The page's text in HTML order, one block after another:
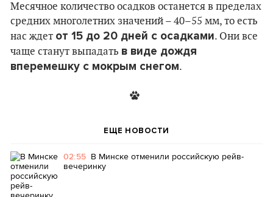
Месячное количество осадков останется в пределах
средних многолетних значений – 40–55 мм, то есть
нас ждет от 15 до 20 дней с осадками. Они все
чаще станут выпадать в виде дождя
вперемешку с мокрым снегом.
ЕЩЕ НОВОСТИ
02:55 В Минске отменили российскую рейв-
вечеринку